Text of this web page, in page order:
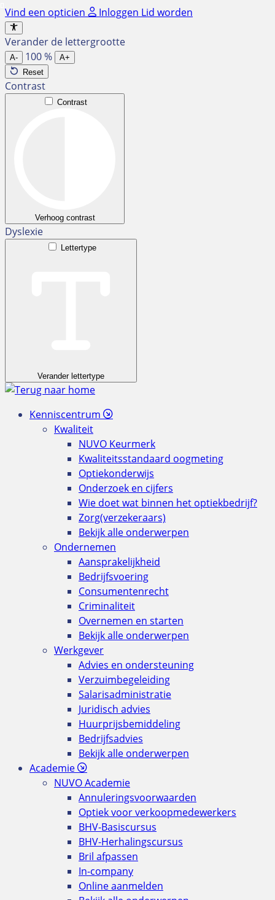
Ga
naar
de
inhoud
Vind een opticien Inloggen Lid worden
Verander de lettergrootte
A- 100%
A+
Reset
Contrast
Contrast
Verhoog contrast
Dyslexie
Lettertype
Verander lettertype
Kenniscentrum
Kwaliteit
NUVO Keurmerk
Kwaliteitsstandaard oogmeting
Optiekonderwijs
Onderzoek en cijfers
Wie doet wat binnen het optiekbedrijf?
Zorg(verzekeraars)
Bekijk alle onderwerpen
Ondernemen
Aansprakelijkheid
Bedrijfsvoering
Consumentenrecht
Criminaliteit
Overnemen en starten
Bekijk alle onderwerpen
Werkgever
Advies en ondersteuning
Verzuimbegeleiding
Salarisadministratie
Juridisch advies
Huurprijsbemiddeling
Bedrijfsadvies
Bekijk alle onderwerpen
Academie
NUVO Academie
Annuleringsvoorwaarden
Optiek voor verkoopmedewerkers
BHV-Basiscursus
BHV-Herhalingscursus
Bril afpassen
In-company
Online aanmelden